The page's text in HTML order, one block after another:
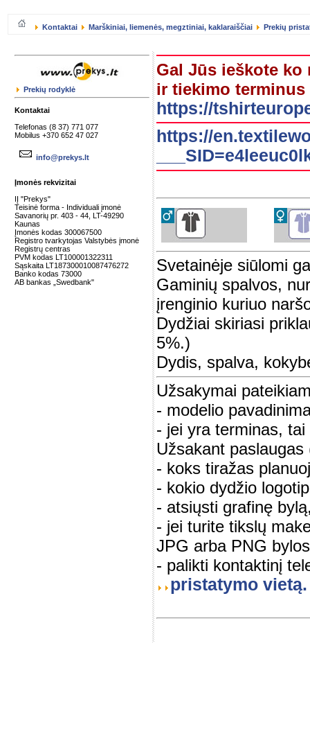
Kontaktai Marškiniai, liemenės, megztiniai, kaklaraiščiai Prekių
Prekių rodyklė
Kontaktai
Telefonas (8 37) 771 077
Mobilus +370 652 47 027
info@prekys.lt
Įmonės rekvizitai
IĮ "Prekys"
Teisinė forma - Individuali įmonė
Savanorių pr. 403 - 44, LT-49290
Kaunas
Įmonės kodas 300067500
Registro tvarkytojas Valstybės įmonė
Registrų centras
PVM kodas LT100001322311
Sąskaita LT187300010087476272
Banko kodas 73000
AB bankas „Swedbank"
Gal Jūs ieškote ko
ir tiekimo
https://
https://
Svetainėje siūlomi
Gaminių spalvos,
įrenginio kuriuo
Dydžiai skiriasi
5%.)
Dydis, spalva,
Užsakymai
- modelio
- jei yra terminas,
Užsakant
- koks tiražas
- kokio dydžio
- atsiųsti grafinę
- jei turite tikslų
JPG arba PNG
- palikti kontaktinį
pristatymo